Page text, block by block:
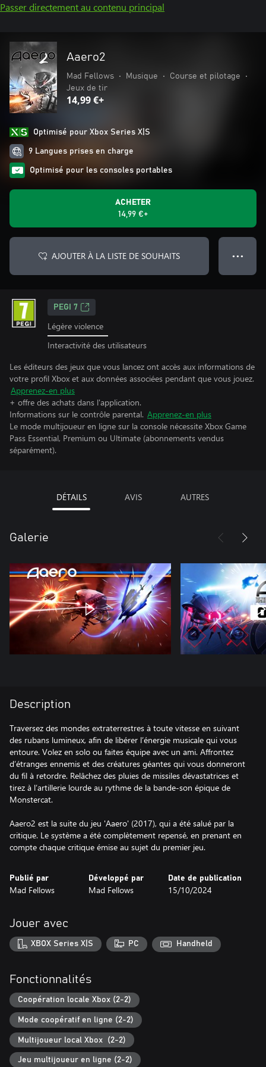
Passer directement au contenu principal
Aaero2
Mad Fellows • Musique • Course et pilotage
•
Jeux de tir
14,99 €+
Optimisé pour Xbox Series X|S
9 Langues prises en charge
Optimisé pour les consoles portables
ACHETER
14,99 €+
AJOUTER À LA LISTE DE SOUHAITS ● ● ●
PEGI 7
Légère violence
Interactivité des utilisateurs
Les éditeurs des jeux que vous lancez ont accès aux informations de
votre profil Xbox et aux données associées pendant que vous jouez.
Apprenez-en plus
+ offre des achats dans l'application.
Informations sur le contrôle parental. Apprenez-en plus
Le mode multijoueur en ligne sur la console nécessite Xbox Game
Pass Essential, Premium ou Ultimate (abonnements vendus
séparément).
DÉTAILS AVIS AUTRES
Galerie
Description
Traversez des mondes extraterrestres à toute vitesse en suivant
des rubans lumineux, afin de libérer l’énergie musicale qui vous
entoure. Volez en solo ou faites équipe avec un ami. Affrontez
d’étranges ennemis et des créatures géantes qui vous donneront
du fil à retordre. Relâchez des pluies de missiles dévastatrices et
tirez à l’artillerie lourde au rythme de la bande-son épique de
Monstercat.
Aaero2 est la suite du jeu 'Aaero' (2017), qui a été salué par la
critique. Le système a été complètement repensé, en prenant en
compte chaque critique émise au sujet du premier jeu.
Publié par
Mad Fellows
Développé par
Mad Fellows
Date de publication
15/10/2024
Jouer avec
XBOX Series X|S PC Handheld
Fonctionnalités
Coopération locale Xbox (2-2)
Mode coopératif en ligne (2-2)
Multijoueur local Xbox (2-2)
Jeu multijoueur en ligne (2-2)